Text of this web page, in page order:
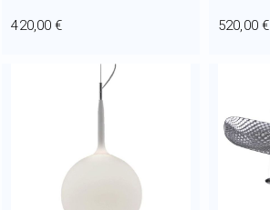
420,00 € 520,00 €